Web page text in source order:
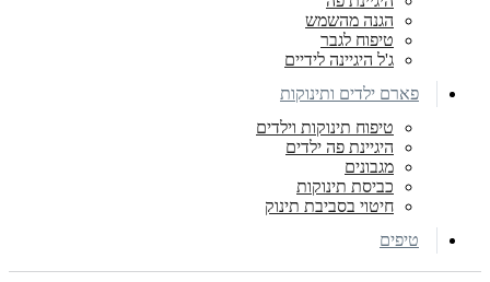
הגנה מהשמש
טיפוח לגבר
ג'ל היגיינה לידיים
פארם ילדים ותינוקות
טיפוח תינוקות וילדים
היגיינת פה ילדים
מגבונים
כביסת תינוקות
חיטוי בסביבת תינוק
טיפים